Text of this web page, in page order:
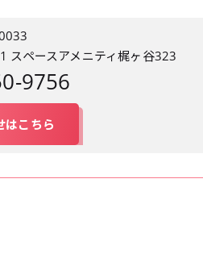
スペースアメニティ梶ヶ谷323
9756
はこちら